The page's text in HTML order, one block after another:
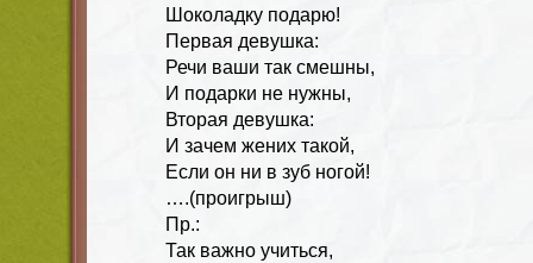
Шоколадку подарю!
Первая девушка:
Речи ваши так смешны,
И подарки не нужны,
Вторая девушка:
И зачем жених такой,
Если он ни в зуб ногой!
….(проигрыш)
Пр.:
Так важно учиться,